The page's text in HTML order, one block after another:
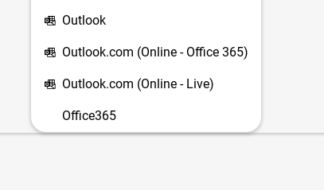
Outlook
Outlook.com (Online - Office 365)
Outlook.com (Online - Live)
Office365